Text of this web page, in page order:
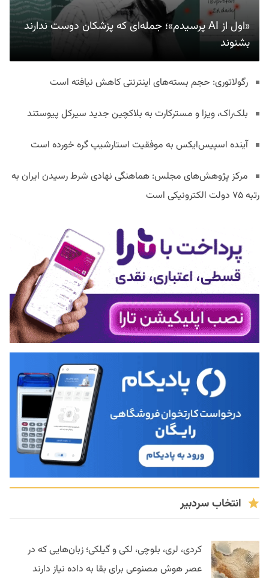
«اول از AI پرسیدم»؛ جمله‌ای که پزشکان دوست ندارند
بشنوند
رگولاتوری: حجم بسته‌های اینترنتی کاهش نیافته است
بلک‌راک، ویزا و مسترکارت به بلاکچین جدید سیرکل پیوستند
آینده اسپیس‌ایکس به موفقیت استارشیپ گره خورده است
مرکز پژوهش‌های مجلس: هماهنگی نهادی شرط رسیدن ایران به
رتبه ۷۵ دولت الکترونیکی است
انتخاب سردبیر
کردی، لری، بلوچی، لکی و گیلکی؛ زبان‌هایی که در
عصر هوش مصنوعی برای بقا به داده نیاز دارند